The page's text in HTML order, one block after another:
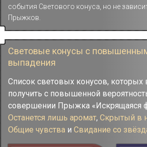
события Светового конуса, но не
Прыжков.
Световые конусы с
выпадения
Список световых конусов,
получить с повышенной
совершении Прыжка «Искрящаяся
Останется лишь аромат, Скрытый в
Общие чувства и Свидание со